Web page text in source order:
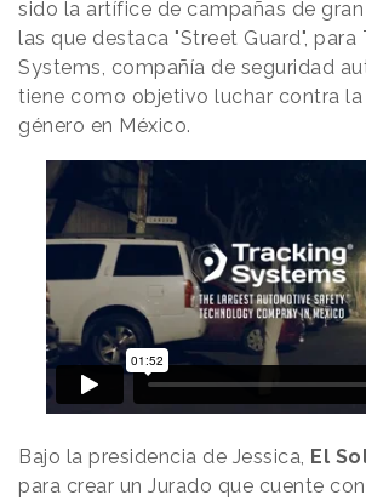
sido la artífice de campañas de
las que destaca "Street Guard", para
Systems, compañía de seguridad
tiene como objetivo luchar contra
género en México.
Bajo la presidencia de Jessica, El
para crear un Jurado que cuente